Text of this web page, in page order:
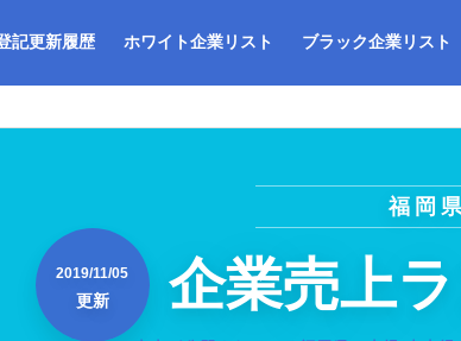
記更新履歴 ホワイト企業リスト ブラック企業リスト
福岡
企業売上
2019/11/05
更新